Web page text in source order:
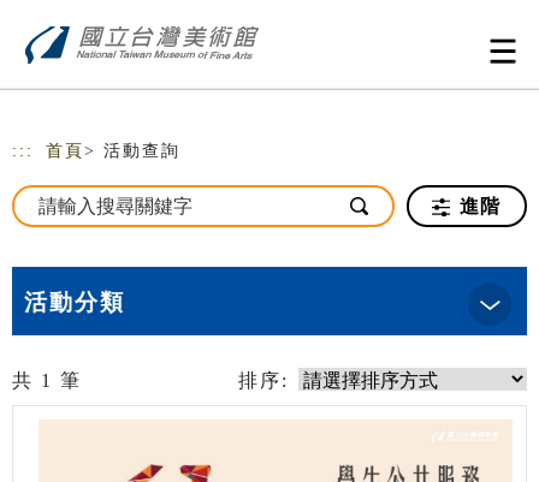
::: 首頁 > 活動查詢
進階
活動分類
共 1 筆 排序: